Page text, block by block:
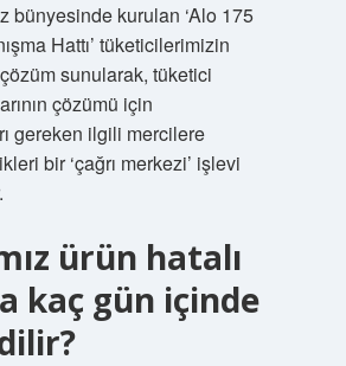
bünyesinde kurulan ‘Alo 175
Hattı’ tüketicilerimizin
sunularak, tüketici
çözümü için
gereken ilgili mercilere
bir ‘çağrı merkezi’ işlevi
ürün hatalı
kaç gün içinde